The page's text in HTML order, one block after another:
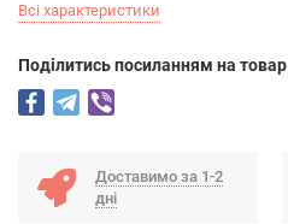
Всі характеристики
Подiлитись посиланням на товар
Доставимо за 1-2
дні